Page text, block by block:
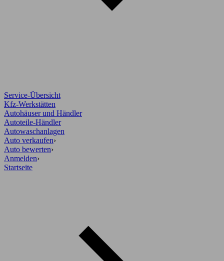
Service-Übersicht
Kfz-Werkstätten
Autohäuser und Händler
Autoteile-Händler
Autowaschanlagen
Auto verkaufen›
Auto bewerten›
Anmelden›
Startseite